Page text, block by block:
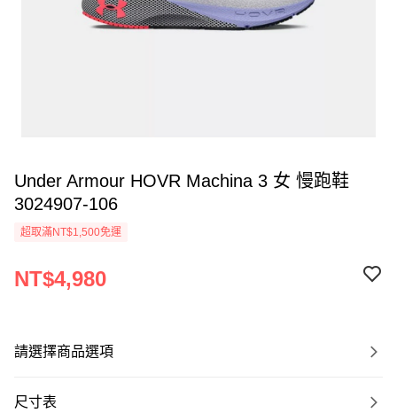
Under Armour HOVR Machina 3 女 慢跑鞋
3024907-106
超取滿NT$1,500免運
NT$4,980
請選擇商品選項
尺寸表